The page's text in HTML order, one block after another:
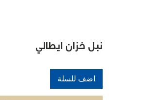
نبل خزان ايطالي
اضف للسلة